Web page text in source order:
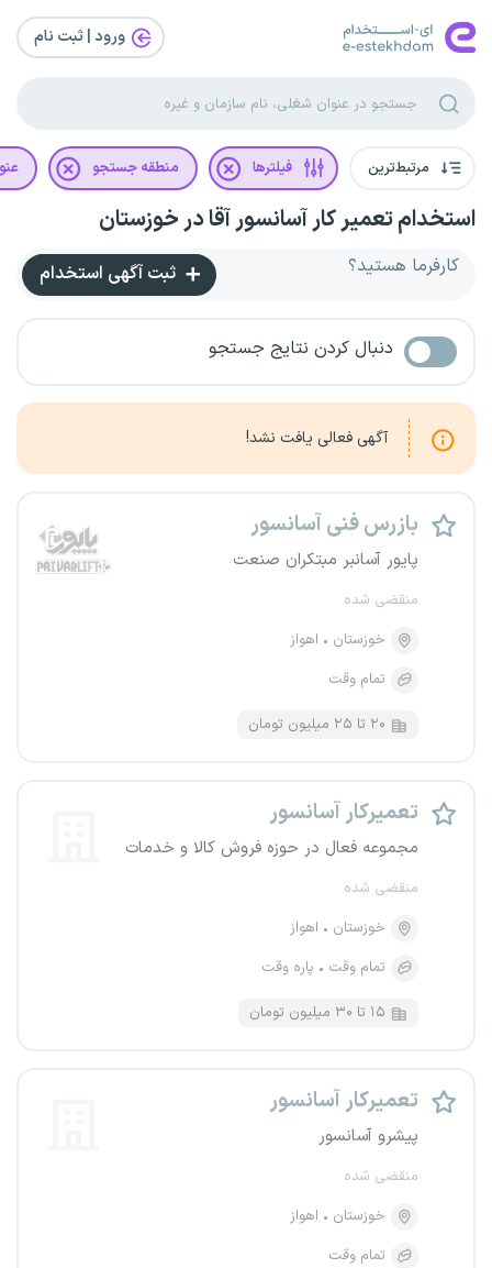
ورود | ثبت‌ نام
مرتبط‌ترین فیلترها منطقه جستجو
استخدام تعمیر کار آسانسور آقا در خوزستان
کارفرما هستید؟ ثبت آگهی استخدام
دنبال کردن نتایج جستجو
آگهی فعالی یافت نشد!
بازرس فنی آسانسور
پایور آسانبر مبتکران صنعت
منقضی شده
خوزستان
اهواز
تمام وقت
۲۰ تا ۲۵ میلیون تومان
تعمیرکار آسانسور
مجموعه فعال در حوزه فروش کالا و خدمات
منقضی شده
خوزستان
اهواز
تمام وقت
پاره وقت
۱۵ تا ۳۰ میلیون تومان
تعمیرکار آسانسور
پیشرو آسانسور
منقضی شده
خوزستان
اهواز
تمام وقت